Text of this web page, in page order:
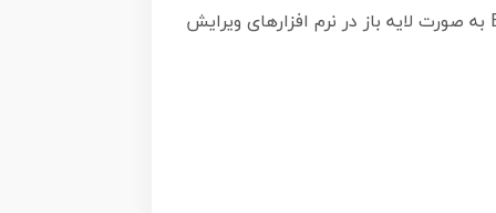
مجموعه ای از طرح های وکتور زن و دختر است که شامل تصاویر زن و دختران مدلینگ است که در فرمت EPS به صورت لایه باز در نرم افزارهای ویرایش